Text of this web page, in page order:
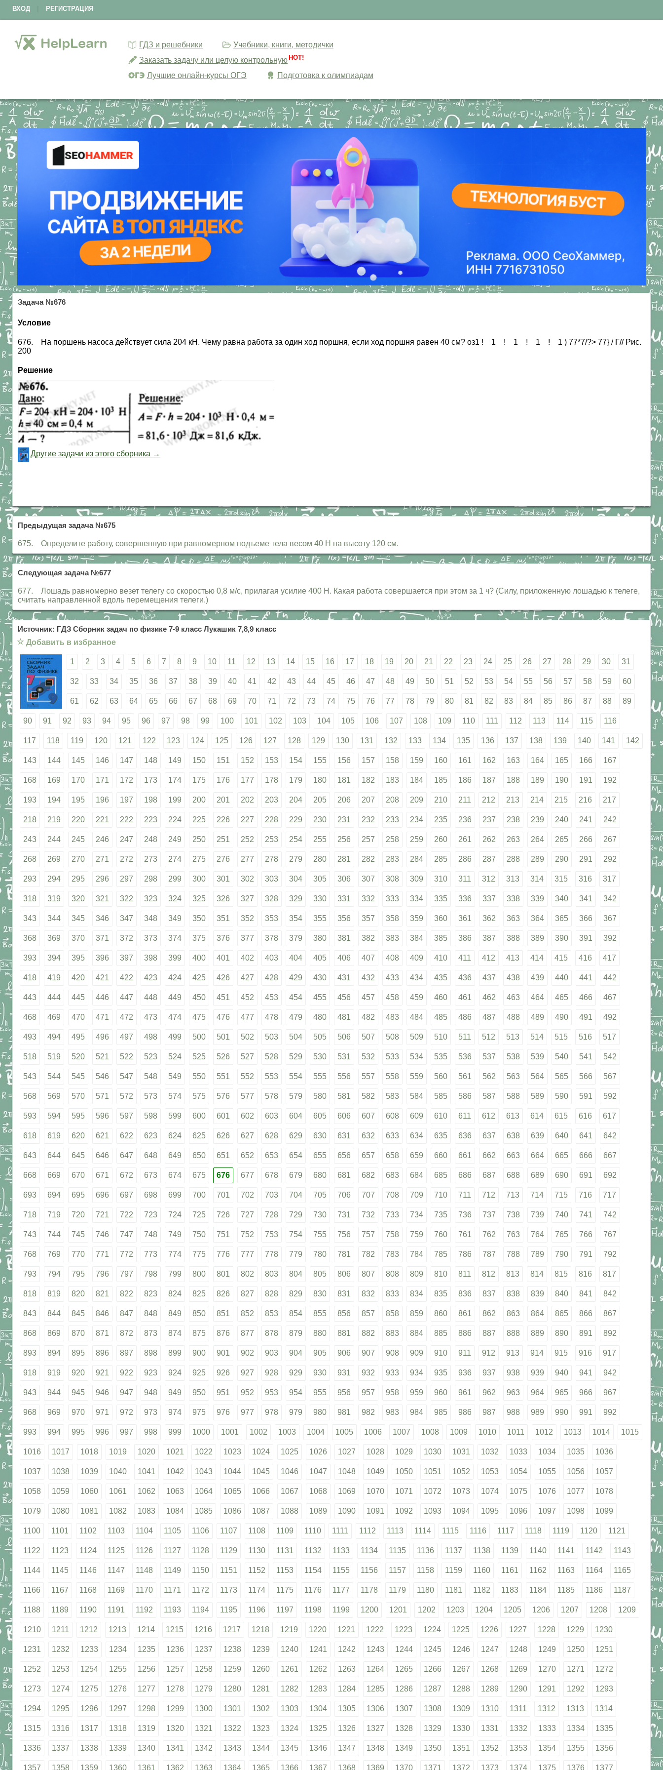
ВХОД РЕГИСТРАЦИЯ
ГДЗ и решебники
Учебники, книги, методички
Заказать задачу или целую контрольную HOT!
Лучшие онлайн-курсы ОГЭ Подготовка к олимпиадам
Задача №676
Условие
676. На поршень насоса действует сила 204 кН. Чему равна работа за один ход поршня, если ход поршня равен 40 см? оз1 ! 1 ! 1 ! 1 ! 1 ) 77*7/?> 77} / Г// Рис.
200
Решение
Другие задачи из этого сборника →
Предыдущая задача №675
675. Определите работу, совершенную при равномерном подъеме тела весом 40 Н на высоту 120 см.
Следующая задача №677
677. Лошадь равномерно везет телегу со скоростью 0,8 м/с, прилагая усилие 400 Н. Какая работа совершается при этом за 1 ч? (Силу, приложенную лошадью к телеге,
считать направленной вдоль перемещения телеги.)
Источник: ГДЗ Сборник задач по физике 7-9 класс Лукашик 7,8,9 класс
☆ Добавить в избранное
1 2 3 4 5 6 7 8 9 10 11 12 13 14 15 16 17 18 19 20 21 22 23 24 25 26 27 28 29 30 31
32 33 34 35 36 37 38 39 40 41 42 43 44 45 46 47 48 49 50 51 52 53 54 55 56 57 58 59 60
61 62 63 64 65 66 67 68 69 70 71 72 73 74 75 76 77 78 79 80 81 82 83 84 85 86 87 88 89
90 91 92 93 94 95 96 97 98 99 100 101 102 103 104 105 106 107 108 109 110 111 112 113 114 115 116
117 118 119 120 121 122 123 124 125 126 127 128 129 130 131 132 133 134 135 136 137 138 139 140 141 142
143 144 145 146 147 148 149 150 151 152 153 154 155 156 157 158 159 160 161 162 163 164 165 166 167
168 169 170 171 172 173 174 175 176 177 178 179 180 181 182 183 184 185 186 187 188 189 190 191 192
193 194 195 196 197 198 199 200 201 202 203 204 205 206 207 208 209 210 211 212 213 214 215 216 217
218 219 220 221 222 223 224 225 226 227 228 229 230 231 232 233 234 235 236 237 238 239 240 241 242
243 244 245 246 247 248 249 250 251 252 253 254 255 256 257 258 259 260 261 262 263 264 265 266 267
268 269 270 271 272 273 274 275 276 277 278 279 280 281 282 283 284 285 286 287 288 289 290 291 292
293 294 295 296 297 298 299 300 301 302 303 304 305 306 307 308 309 310 311 312 313 314 315 316 317
318 319 320 321 322 323 324 325 326 327 328 329 330 331 332 333 334 335 336 337 338 339 340 341 342
343 344 345 346 347 348 349 350 351 352 353 354 355 356 357 358 359 360 361 362 363 364 365 366 367
368 369 370 371 372 373 374 375 376 377 378 379 380 381 382 383 384 385 386 387 388 389 390 391 392
393 394 395 396 397 398 399 400 401 402 403 404 405 406 407 408 409 410 411 412 413 414 415 416 417
418 419 420 421 422 423 424 425 426 427 428 429 430 431 432 433 434 435 436 437 438 439 440 441 442
443 444 445 446 447 448 449 450 451 452 453 454 455 456 457 458 459 460 461 462 463 464 465 466 467
468 469 470 471 472 473 474 475 476 477 478 479 480 481 482 483 484 485 486 487 488 489 490 491 492
493 494 495 496 497 498 499 500 501 502 503 504 505 506 507 508 509 510 511 512 513 514 515 516 517
518 519 520 521 522 523 524 525 526 527 528 529 530 531 532 533 534 535 536 537 538 539 540 541 542
543 544 545 546 547 548 549 550 551 552 553 554 555 556 557 558 559 560 561 562 563 564 565 566 567
568 569 570 571 572 573 574 575 576 577 578 579 580 581 582 583 584 585 586 587 588 589 590 591 592
593 594 595 596 597 598 599 600 601 602 603 604 605 606 607 608 609 610 611 612 613 614 615 616 617
618 619 620 621 622 623 624 625 626 627 628 629 630 631 632 633 634 635 636 637 638 639 640 641 642
643 644 645 646 647 648 649 650 651 652 653 654 655 656 657 658 659 660 661 662 663 664 665 666 667
668 669 670 671 672 673 674 675 676 677 678 679 680 681 682 683 684 685 686 687 688 689 690 691 692
693 694 695 696 697 698 699 700 701 702 703 704 705 706 707 708 709 710 711 712 713 714 715 716 717
718 719 720 721 722 723 724 725 726 727 728 729 730 731 732 733 734 735 736 737 738 739 740 741 742
743 744 745 746 747 748 749 750 751 752 753 754 755 756 757 758 759 760 761 762 763 764 765 766 767
768 769 770 771 772 773 774 775 776 777 778 779 780 781 782 783 784 785 786 787 788 789 790 791 792
793 794 795 796 797 798 799 800 801 802 803 804 805 806 807 808 809 810 811 812 813 814 815 816 817
818 819 820 821 822 823 824 825 826 827 828 829 830 831 832 833 834 835 836 837 838 839 840 841 842
843 844 845 846 847 848 849 850 851 852 853 854 855 856 857 858 859 860 861 862 863 864 865 866 867
868 869 870 871 872 873 874 875 876 877 878 879 880 881 882 883 884 885 886 887 888 889 890 891 892
893 894 895 896 897 898 899 900 901 902 903 904 905 906 907 908 909 910 911 912 913 914 915 916 917
918 919 920 921 922 923 924 925 926 927 928 929 930 931 932 933 934 935 936 937 938 939 940 941 942
943 944 945 946 947 948 949 950 951 952 953 954 955 956 957 958 959 960 961 962 963 964 965 966 967
968 969 970 971 972 973 974 975 976 977 978 979 980 981 982 983 984 985 986 987 988 989 990 991 992
993 994 995 996 997 998 999 1000 1001 1002 1003 1004 1005 1006 1007 1008 1009 1010 1011 1012 1013 1014 1015
1016 1017 1018 1019 1020 1021 1022 1023 1024 1025 1026 1027 1028 1029 1030 1031 1032 1033 1034 1035 1036
1037 1038 1039 1040 1041 1042 1043 1044 1045 1046 1047 1048 1049 1050 1051 1052 1053 1054 1055 1056 1057
1058 1059 1060 1061 1062 1063 1064 1065 1066 1067 1068 1069 1070 1071 1072 1073 1074 1075 1076 1077 1078
1079 1080 1081 1082 1083 1084 1085 1086 1087 1088 1089 1090 1091 1092 1093 1094 1095 1096 1097 1098 1099
1100 1101 1102 1103 1104 1105 1106 1107 1108 1109 1110 1111 1112 1113 1114 1115 1116 1117 1118 1119 1120 1121
1122 1123 1124 1125 1126 1127 1128 1129 1130 1131 1132 1133 1134 1135 1136 1137 1138 1139 1140 1141 1142 1143
1144 1145 1146 1147 1148 1149 1150 1151 1152 1153 1154 1155 1156 1157 1158 1159 1160 1161 1162 1163 1164 1165
1166 1167 1168 1169 1170 1171 1172 1173 1174 1175 1176 1177 1178 1179 1180 1181 1182 1183 1184 1185 1186 1187
1188 1189 1190 1191 1192 1193 1194 1195 1196 1197 1198 1199 1200 1201 1202 1203 1204 1205 1206 1207 1208 1209
1210 1211 1212 1213 1214 1215 1216 1217 1218 1219 1220 1221 1222 1223 1224 1225 1226 1227 1228 1229 1230
1231 1232 1233 1234 1235 1236 1237 1238 1239 1240 1241 1242 1243 1244 1245 1246 1247 1248 1249 1250 1251
1252 1253 1254 1255 1256 1257 1258 1259 1260 1261 1262 1263 1264 1265 1266 1267 1268 1269 1270 1271 1272
1273 1274 1275 1276 1277 1278 1279 1280 1281 1282 1283 1284 1285 1286 1287 1288 1289 1290 1291 1292 1293
1294 1295 1296 1297 1298 1299 1300 1301 1302 1303 1304 1305 1306 1307 1308 1309 1310 1311 1312 1313 1314
1315 1316 1317 1318 1319 1320 1321 1322 1323 1324 1325 1326 1327 1328 1329 1330 1331 1332 1333 1334 1335
1336 1337 1338 1339 1340 1341 1342 1343 1344 1345 1346 1347 1348 1349 1350 1351 1352 1353 1354 1355 1356
1357 1358 1359 1360 1361 1362 1363 1364 1365 1366 1367 1368 1369 1370 1371 1372 1373 1374 1375 1376 1377